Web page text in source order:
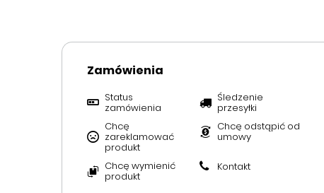
Zamówienia
Status
zamówienia
Śledzenie
przesyłki
Chcę
zareklamować
produkt
Chcę odstąpić od
umowy
Chcę wymienić
produkt
Kontakt